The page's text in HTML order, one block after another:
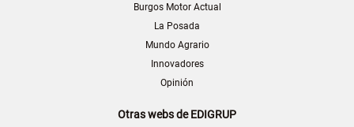
Burgos Motor Actual
La Posada
Mundo Agrario
Innovadores
Opinión
Otras webs de EDIGRUP